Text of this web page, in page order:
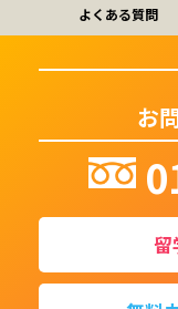
よくある質問
お
留